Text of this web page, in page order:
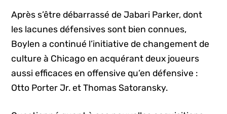
Après s’être débarrassé de Jabari Parker, dont
les lacunes défensives sont bien connues,
Boylen a continué l’initiative de changement de
culture à Chicago en acquérant deux joueurs
aussi efficaces en offensive qu’en défensive :
Otto Porter Jr. et Thomas Satoransky.